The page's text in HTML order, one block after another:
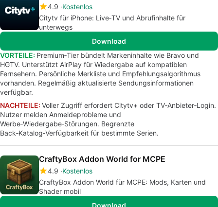
4.9 Kostenlos
Citytv für iPhone: Live‑TV und Abrufinhalte für
unterwegs
Download
VORTEILE: Premium‑Tier bündelt Markeninhalte wie Bravo und
HGTV. Unterstützt AirPlay für Wiedergabe auf kompatiblen
Fernsehern. Persönliche Merkliste und Empfehlungsalgorithmus
vorhanden. Regelmäßig aktualisierte Sendungsinformationen
verfügbar.
NACHTEILE: Voller Zugriff erfordert Citytv+ oder TV‑Anbieter‑Login.
Nutzer melden Anmeldeprobleme und
Werbe‑Wiedergabe‑Störungen. Begrenzte
Back‑Katalog‑Verfügbarkeit für bestimmte Serien.
CraftyBox Addon World for MCPE
4.9 Kostenlos
CraftyBox Addon World für MCPE: Mods, Karten und
Shader mobil
Download